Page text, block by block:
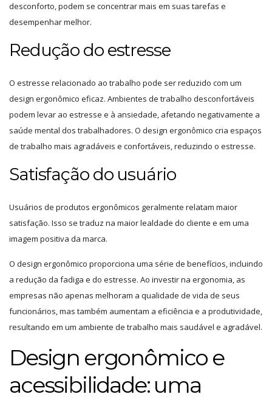
desconforto, podem se concentrar mais em suas tarefas e
desempenhar melhor.
Redução do estresse
O estresse relacionado ao trabalho pode ser reduzido com um
design ergonômico eficaz. Ambientes de trabalho desconfortáveis
podem levar ao estresse e à ansiedade, afetando negativamente a
saúde mental dos trabalhadores. O design ergonômico cria espaços
de trabalho mais agradáveis e confortáveis, reduzindo o estresse.
Satisfação do usuário
Usuários de produtos ergonômicos geralmente relatam maior
satisfação. Isso se traduz na maior lealdade do cliente e em uma
imagem positiva da marca.
O design ergonômico proporciona uma série de benefícios, incluindo
a redução da fadiga e do estresse. Ao investir na ergonomia, as
empresas não apenas melhoram a qualidade de vida de seus
funcionários, mas também aumentam a eficiência e a produtividade,
resultando em um ambiente de trabalho mais saudável e agradável.
Design ergonômico e
acessibilidade: uma